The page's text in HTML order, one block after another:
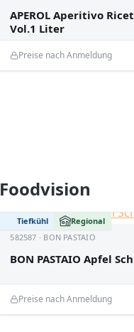
APEROL Aperitivo
Vol.1 Liter
Preise nach Anmeldung
Foodvision
Tiefkühl
Regional
582587 · BON PASTAIO
BON PASTAIO Apfel
Preise nach Anmeldung